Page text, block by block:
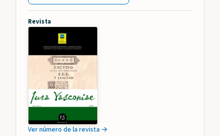
Revista
Ver número de la revista →